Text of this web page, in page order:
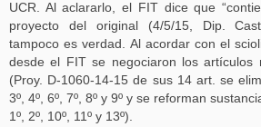
UCR. Al aclararlo, el FIT dice que
proyecto del original (4/5/15, Dip.
tampoco es verdad. Al acordar con el
desde el FIT se negociaron los artículos
(Proy. D-1060-14-15 de sus 14 art. se
3º, 4º, 6º, 7º, 8º y 9º y se reforman
1º, 2º, 10º, 11º y 13º).